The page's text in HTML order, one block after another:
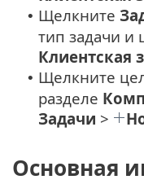
• Щелкните
тип задачи и
Клиентская
• Щелкните
разделе
Задачи >
Основная